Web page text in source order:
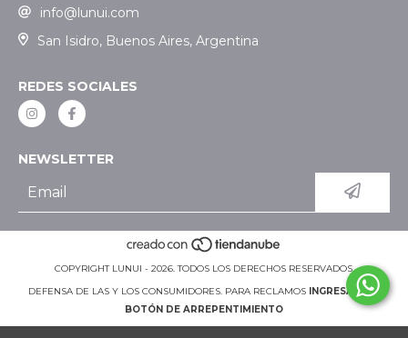
info@lunui.com
San Isidro, Buenos Aires, Argentina
REDES SOCIALES
NEWSLETTER
COPYRIGHT LUNUI - 2026. TODOS LOS DERECHOS RESERVADOS.
DEFENSA DE LAS Y LOS CONSUMIDORES. PARA RECLAMOS INGRESÁ ACÁ.
BOTÓN DE ARREPENTIMIENTO